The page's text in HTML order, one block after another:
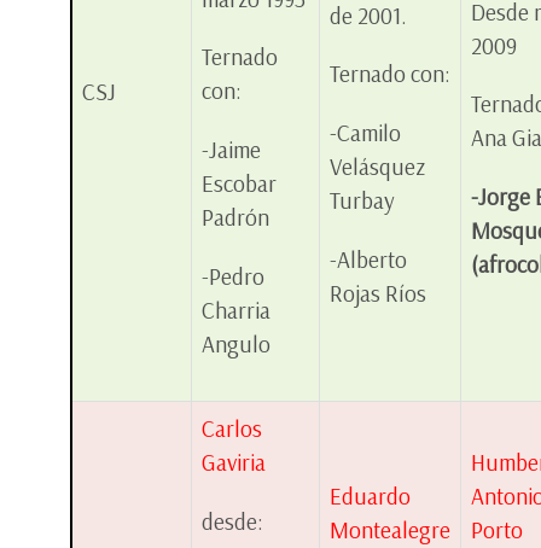
CSJ
Ternado
con:
-Jaime
Escobar
Padrón
-Pedro
Charria
Angulo
de 2001.
Ternado con:
-Camilo
Velásquez
Turbay
-Alberto
Rojas Ríos
Desde
2009
Ana
-Jorge
Carlos
Gaviria
desde:
Eduardo
Montealegre
Porto